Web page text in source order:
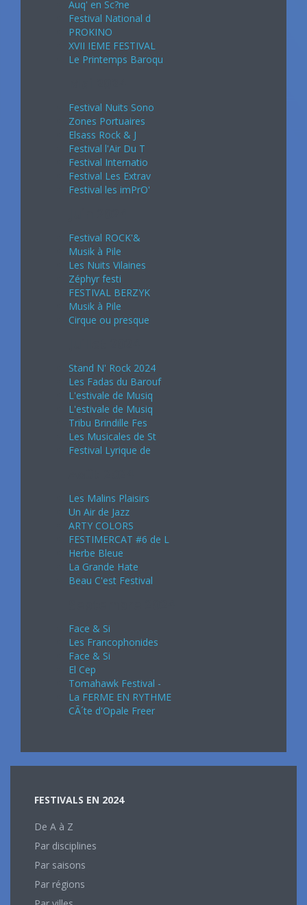
Auq' en Sc?ne
Festival National d
PROKINO
XVII IEME FESTIVAL
Le Printemps Baroqu
Festival Nuits Sono
Zones Portuaires
Elsass Rock & J
Festival l'Air Du T
Festival Internatio
Festival Les Extrav
Festival les imPrO'
Festival ROCK'&
Musik à Pile
Les Nuits Vilaines
Zéphyr festi
FESTIVAL BERZYK
Musik à Pile
Cirque ou presque
Stand N' Rock 2024
Les Fadas du Barouf
L'estivale de Musiq
L'estivale de Musiq
Tribu Brindille Fes
Les Musicales de St
Festival Lyrique de
Les Malins Plaisirs
Un Air de Jazz
ARTY COLORS
FESTIMERCAT #6 de L
Herbe Bleue
La Grande Hate
Beau C'est Festival
Face & Si
Les Francophonides
Face & Si
El Cep
Tomahawk Festival -
La FERME EN RYTHME
CÃ´te d'Opale Freer
FESTIVALS EN 2024
De A à Z
Par disciplines
Par saisons
Par régions